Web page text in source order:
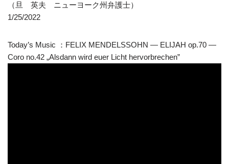
（旦 英夫 ニューヨーク州弁護士）
1/25/2022
Today’s Music ：FELIX MENDELSSOHN — ELIJAH op.70 —
Coro no.42 „Alsdann wird euer Licht hervorbrechen”